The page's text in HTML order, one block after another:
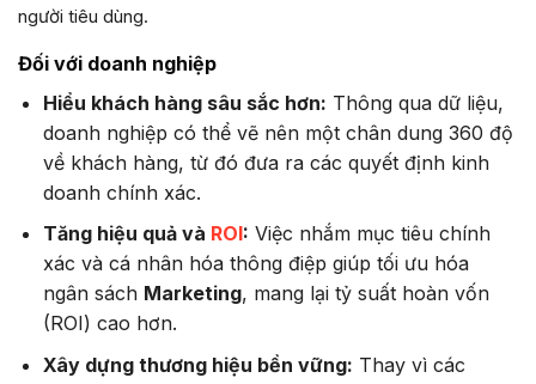
người tiêu dùng.
Đối với doanh nghiệp
Hiểu khách hàng sâu sắc hơn: Thông qua dữ liệu,
doanh nghiệp có thể vẽ nên một chân dung 360 độ
về khách hàng, từ đó đưa ra các quyết định kinh
doanh chính xác.
Tăng hiệu quả và ROI: Việc nhắm mục tiêu chính
xác và cá nhân hóa thông điệp giúp tối ưu hóa
ngân sách Marketing, mang lại tỷ suất hoàn vốn
(ROI) cao hơn.
Xây dựng thương hiệu bền vững: Thay vì các